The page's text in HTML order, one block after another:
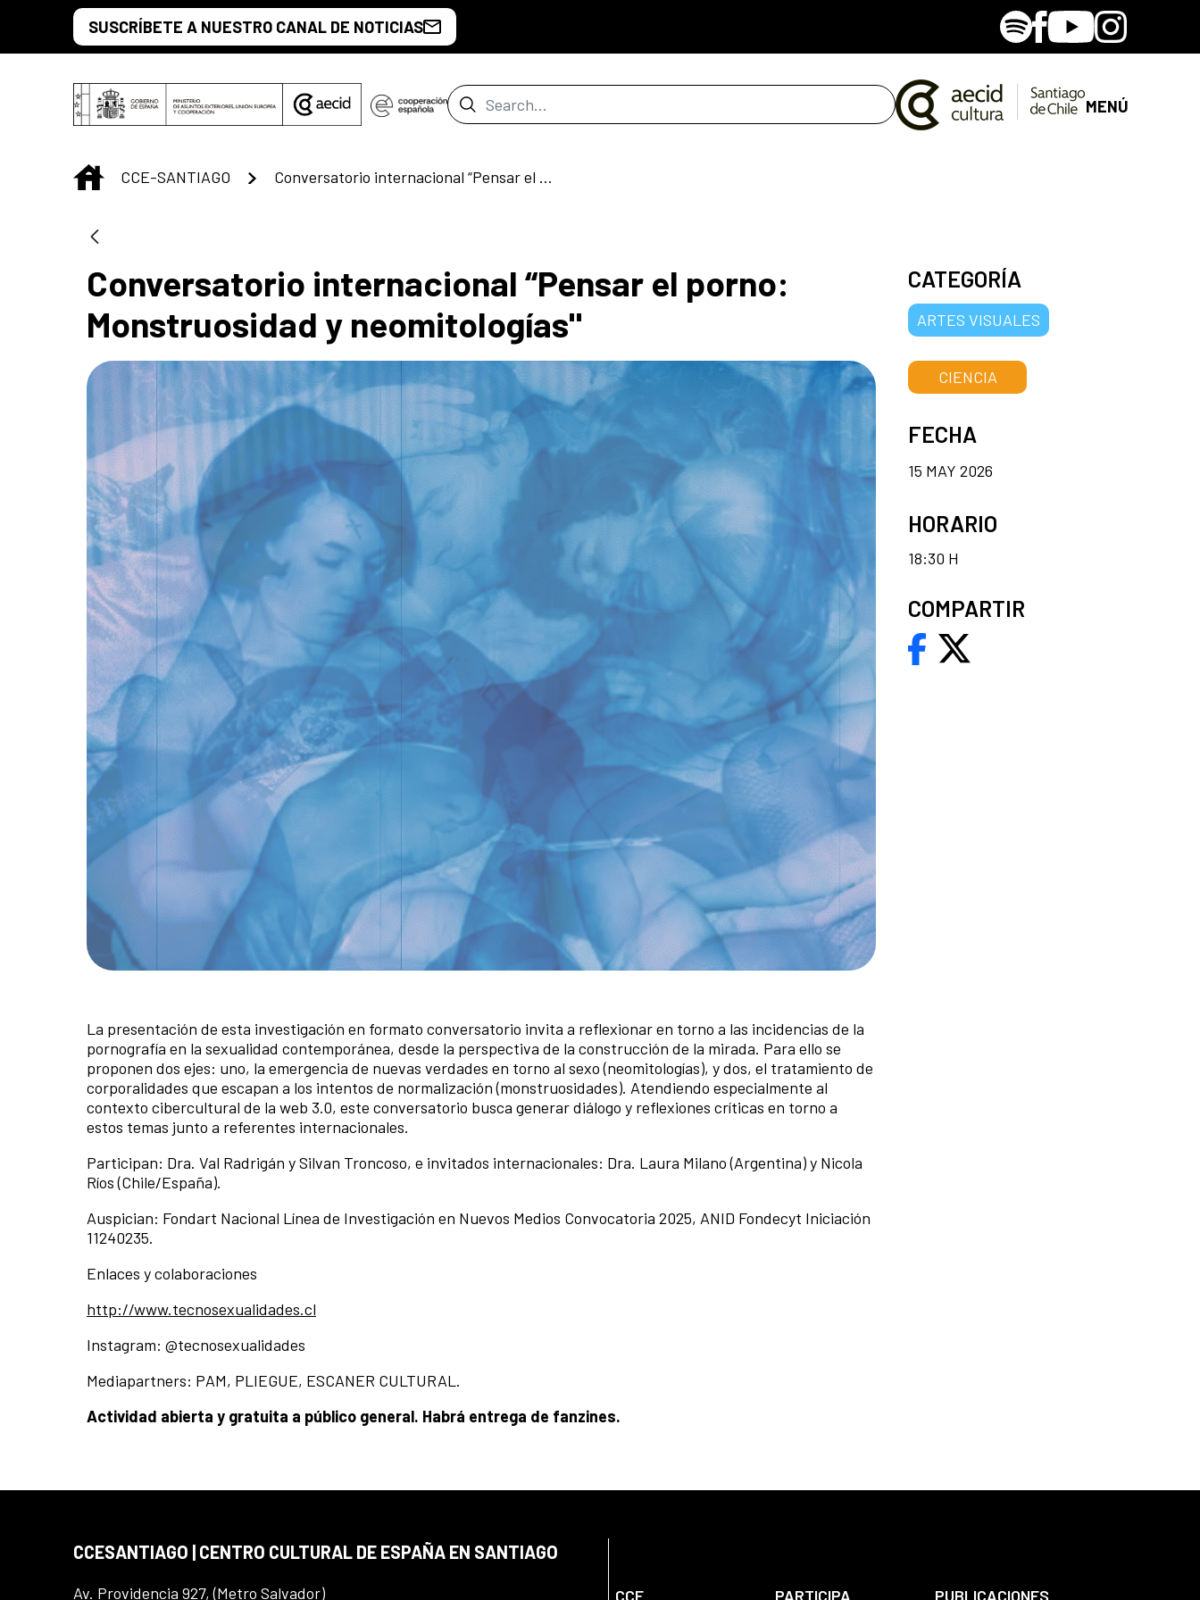
Skip to Main ContentSUSCRÍBETE A NUESTRO CANAL DE NOTICIAS SpotifyFacebook
YoutubeInstagram
Search Bar MENÚ
INICIO
CCE-SANTIAGO Conversatorio internacional “Pensar el porno: Monstruosidad y neomitologías"
Conversatorio internacional “Pensar el porno:
Monstruosidad y neomitologías"
La presentación de esta investigación en formato conversatorio invita a reflexionar en torno a las incidencias de la
pornografía en la sexualidad contemporánea, desde la perspectiva de la construcción de la mirada. Para ello se
proponen dos ejes: uno, la emergencia de nuevas verdades en torno al sexo (neomitologías), y dos, el tratamiento de
corporalidades que escapan a los intentos de normalización (monstruosidades). Atendiendo especialmente al
contexto cibercultural de la web 3.0, este conversatorio busca generar diálogo y reflexiones críticas en torno a
estos temas junto a referentes internacionales.
Participan: Dra. Val Radrigán y Silvan Troncoso, e invitados internacionales: Dra. Laura Milano (Argentina) y Nicola
Ríos (Chile/España).
Auspician: Fondart Nacional Línea de Investigación en Nuevos Medios Convocatoria 2025, ANID Fondecyt Iniciación
11240235.
Enlaces y colaboraciones
http://www.tecnosexualidades.cl
Instagram: @tecnosexualidades
Mediapartners: PAM, PLIEGUE, ESCANER CULTURAL.
Actividad abierta y gratuita a público general. Habrá entrega de fanzines.
CATEGORÍA
ARTES VISUALES
CIENCIA
FECHA
15 MAY 2026
HORARIO
18:30 H
COMPARTIR
CCESANTIAGO | CENTRO CULTURAL DE ESPAÑA EN SANTIAGO
Av. Providencia 927, (Metro Salvador) CCE PARTICIPA PUBLICACIONES